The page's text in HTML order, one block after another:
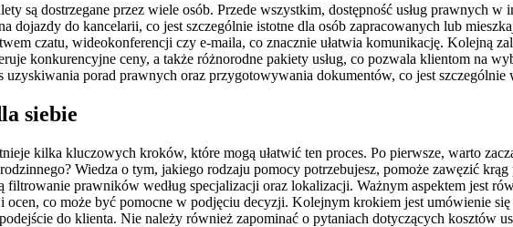
są dostrzegane przez wiele osób. Przede wszystkim, dostępność usług prawnych w
dojazdy do kancelarii, co jest szczególnie istotne dla osób zapracowanych lub
czatu, wideokonferencji czy e-maila, co znacznie ułatwia komunikację. Kolejną
konkurencyjne ceny, a także różnorodne pakiety usług, co pozwala klientom na
porad prawnych oraz przygotowywania dokumentów, co jest szczególnie
siebie
kilka kluczowych kroków, które mogą ułatwić ten proces. Po pierwsze, warto
Wiedza o tym, jakiego rodzaju pomocy potrzebujesz, pomoże zawęzić
prawników według specjalizacji oraz lokalizacji. Ważnym aspektem jest
co może być pomocne w podjęciu decyzji. Kolejnym krokiem jest umówienie
do klienta. Nie należy również zapominać o pytaniach dotyczących kosztów